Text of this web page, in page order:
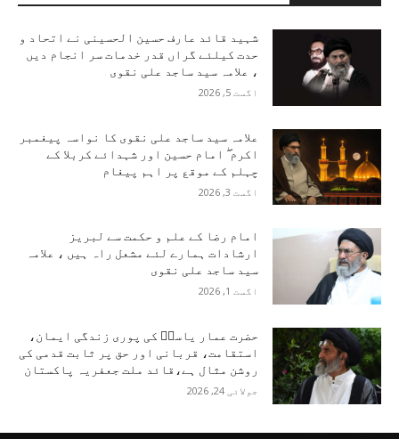
شہید قائد عارف حسین الحسینی نے اتحاد و
حدت کیلئے گراں قدر خدمات سر انجام دیں
، علامہ سید ساجد علی نقوی
اگست 5, 2026
علامہ سید ساجد علی نقوی کا نواسہ پیغمبر
اکرم ۖ امام حسین اور شہدائے کربلا کے
چہلم کے موقع پر اہم پیغام
اگست 3, 2026
امام رضا کے علم و حکمت سے لبریز
ارشادات ہمارے لئے مشعل راہ ہیں ، علامہ
سید ساجد علی نقوی
اگست 1, 2026
حضرت عمار یاسرؑ کی پوری زندگی ایمان،
استقامت، قربانی اور حق پر ثابت قدمی کی
روشن مثال ہے،قائد ملت جعفریہ پاکستان
جولائی 24, 2026